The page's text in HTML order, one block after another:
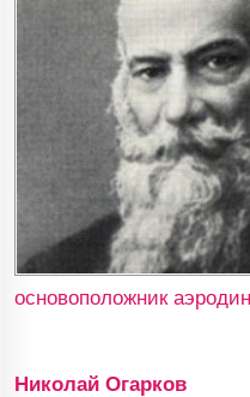
основоположник
Николай Огарков